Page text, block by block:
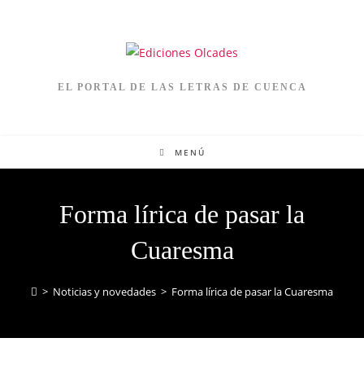
EL PORTAL DE LAS LETRAS DE CUENCA
MENÚ
Forma lírica de pasar la
Cuaresma
> Noticias y novedades > Forma lírica de pasar la Cuaresma